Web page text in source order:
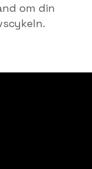
om din